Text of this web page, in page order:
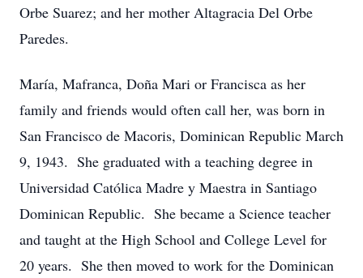
Orbe Suarez; and her mother Altagracia Del Orbe
Paredes.
María, Mafranca, Doña Mari or Francisca as her
family and friends would often call her, was born in
San Francisco de Macoris, Dominican Republic March
9, 1943. She graduated with a teaching degree in
Universidad Católica Madre y Maestra in Santiago
Dominican Republic. She became a Science teacher
and taught at the High School and College Level for
20 years. She then moved to work for the Dominican